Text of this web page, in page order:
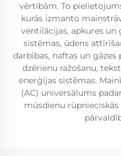
vērtībām. To
kurās izmanto
ventilācijas, apkures un
sistēmas, ūdens
darbības, naftas un gāzes
dzērienu ražošanu,
enerģijas sistēmas.
(AC) universālums
mūsdienu